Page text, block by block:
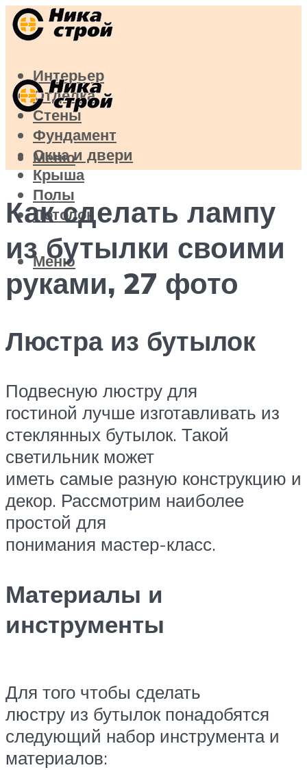
Интерьер
Отделка
Стены
Фундамент
Окна и двери
Крыша
Полы
Потолок
Меню
Меню
Как сделать лампу
из бутылки своими
руками, 27 фото
Люстра из бутылок
Подвесную люстру для
гостиной лучше изготавливать из
стеклянных бутылок. Такой
светильник может
иметь самые разную конструкцию и
декор. Рассмотрим наиболее
простой для
понимания мастер-класс.
Материалы и
инструменты
Для того чтобы сделать
люстру из бутылок понадобятся
следующий набор инструмента и
материалов: